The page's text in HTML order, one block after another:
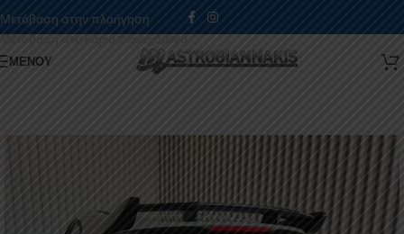
Μετάβαση στην πλοήγηση
Μετάβαση στο κύριο περιεχόμενο
ΜΕΝΟΎ